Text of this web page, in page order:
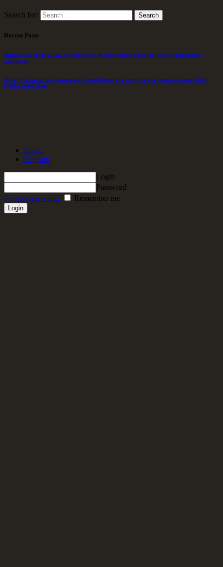
Search for:
Recent Posts
Análisis profundo revela los beneficios de thorfortune para inversores inteligentes y
cautelosos
Sichere Gewinne und spannende Unterhaltung erwarten dich bei ninlayscasino.de für
Spieler jeden Typs
Login
Register
Login
Password
Forgot password?
Remember me